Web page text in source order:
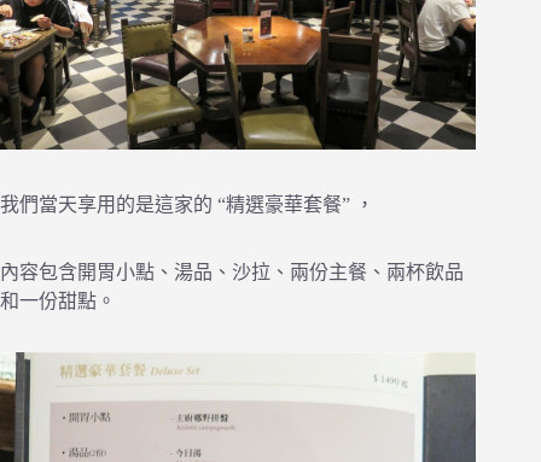
我們當天享用的是這家的 “精選豪華套餐” ，
內容包含開胃小點、湯品、沙拉、兩份主餐、兩杯飲品
和一份甜點。